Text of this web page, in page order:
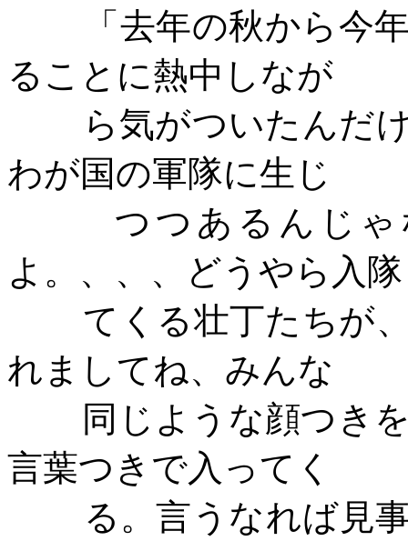
「去年の秋から今
ることに熱中しなが
ら気がついたんだ
わが国の軍隊に生じ
つつあるんじ
よ。、、、どうやら入
てくる壮丁たちが
れましてね、みんな
同じような顔つき
言葉つきで入ってく
る。言うなれば見